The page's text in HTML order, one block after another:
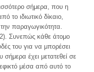
σήμερα, που η
το ιδιωτικό δίκαιο,
την παραγωγικότητα.
Συνεπώς κάθε άτομο
του για να μπορέσει
έχει μετατεθεί σε
μέσα από αυτό το